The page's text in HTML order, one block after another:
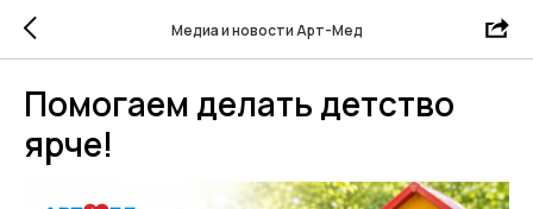
Медиа и новости Арт-Мед
Помогаем делать детство
ярче!